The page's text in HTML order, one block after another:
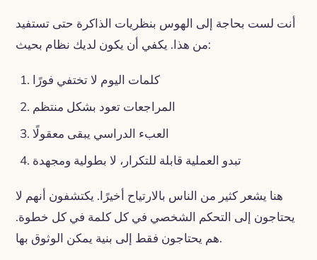
أنت لست بحاجة إلى الهوس بنظريات الذاكرة حتى تستفيد
من هذا. يكفي أن يكون لديك نظام بحيث:
كلمات اليوم لا تختفي فورًا
المراجعات تعود بشكل منتظم
العبء الدراسي يبقى معقولًا
تبدو العملية قابلة للتكرار، لا بطولية ومجهدة
هنا يشعر كثير من الناس بالارتياح أخيرًا. يكتشفون أنهم لا
يحتاجون إلى التحكم الشخصي في كل كلمة في كل خطوة.
هم يحتاجون فقط إلى بنية يمكن الوثوق بها.